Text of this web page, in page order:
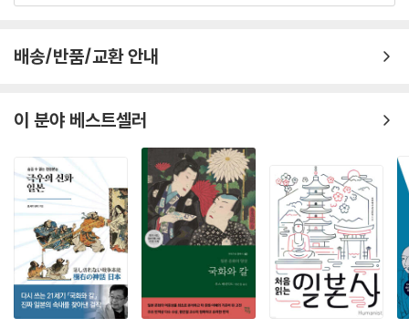
권력을 집중하는 데 성공한 것으로 간주되던 에도 막부가 그 권위가 실추
일이다. 문제는 공의(公儀, 근세막번제近世幕藩制)에 있어서 천황이란
지만, 외압이 격화되는 속에서 모순을 얼버무리기에는 한계가 있었다. 안
으로부터 국학존왕론國學尊王論이 급격히 대두하는 한편, 밖에서는 18
53년(가에이 6)에 페리의 내항을 계기로 외압이 거세지는 가운데 막부를
타도하려는 운동의 불길이 치솟았다. 판도라의 상자는 일단 열리면 수습이
되지 않는 것처럼, 왕정복고를 근간으로 하는 메이지유신을 맞이하게 된
다.
--- p.366~367
배송/반품/교환 안내
이 분야 베스트셀러